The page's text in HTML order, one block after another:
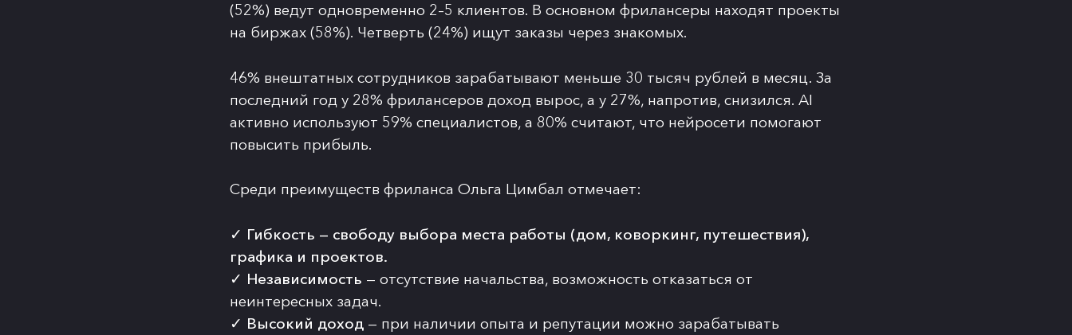
(52%) ведут одновременно 2–5 клиентов. В основном фрилансеры находят проекты
на биржах (58%). Четверть (24%) ищут заказы через знакомых.
46% внештатных сотрудников зарабатывают меньше 30 тысяч рублей в месяц. За
последний год у 28% фрилансеров доход вырос, а у 27%, напротив, снизился. AI
активно используют 59% специалистов, а 80% считают, что нейросети помогают
повысить прибыль.
Среди преимуществ фриланса Ольга Цимбал отмечает:
✓ Гибкость — свободу выбора места работы (дом, коворкинг, путешествия),
графика и проектов.
✓ Независимость — отсутствие начальства, возможность отказаться от
неинтересных задач.
✓ Высокий доход — при наличии опыта и репутации можно зарабатывать